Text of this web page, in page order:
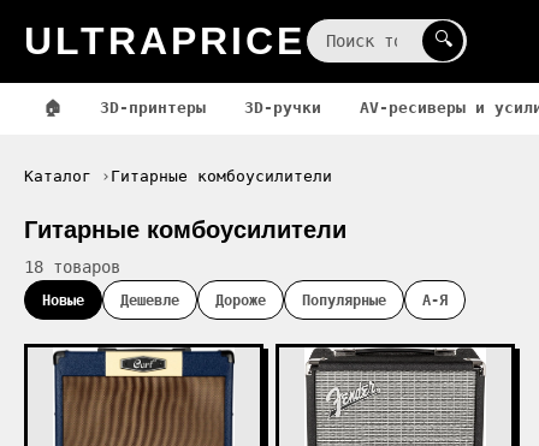
ULTRAPRICE 🔍
🏠 3D-принтеры 3D-ручки AV-ресиверы и
Каталог Гитарные комбоусилители
Гитарные комбоусилители
18 товаров
Новые Дешевле Дороже Популярные А-Я